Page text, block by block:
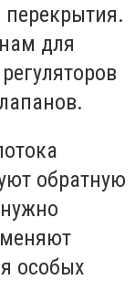
перекрытия.
для
обратную
особых